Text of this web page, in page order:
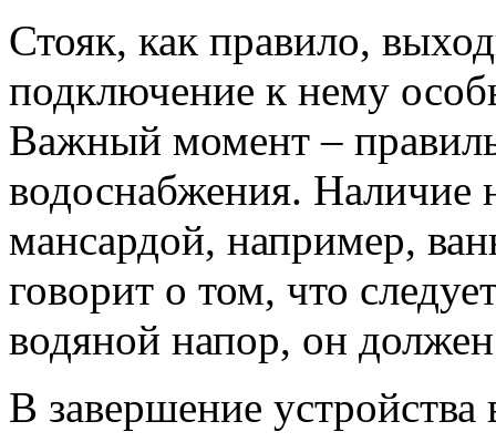
Стояк, как правило,
подключение к нему
Важный момент –
водоснабжения. Наличие
мансардой, например,
говорит о том, что
водяной напор, он
В завершение